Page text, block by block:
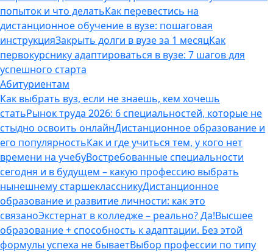
попыток и что делатьКак перевестись на
дистанционное обучение в вузе: пошаговая
инструкцияЗакрыть долги в вузе за 1 месяцКак
первокурснику адаптироваться в вузе: 7 шагов для
успешного старта
Абитуриентам
Как выбрать вуз, если не знаешь, кем хочешь
статьРынок труда 2026: 6 специальностей, которые не
стыдно освоить онлайнДистанционное образование и
его популярностьКак и где учиться тем, у кого нет
времени на учебуВостребованные специальности
сегодня и в будущем – какую профессию выбрать
нынешнему старшеклассникуДистанционное
образование и развитие личности: как это
связаноЭкстернат в колледже – реально? Да!Высшее
образование + способность к адаптации. Без этой
формулы успеха не бываетВыбор профессии по типу